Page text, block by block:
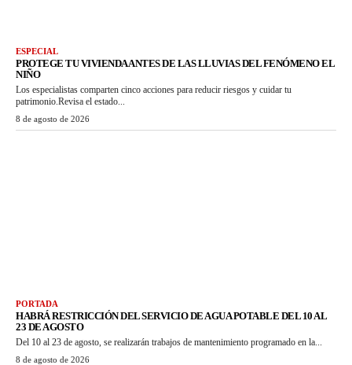
ESPECIAL
PROTEGE TU VIVIENDA ANTES DE LAS LLUVIAS DEL FENÓMENO EL
NIÑO
Los especialistas comparten cinco acciones para reducir riesgos y cuidar tu
patrimonio.Revisa el estado...
8 de agosto de 2026
PORTADA
HABRÁ RESTRICCIÓN DEL SERVICIO DE AGUA POTABLE DEL 10 AL
23 DE AGOSTO
Del 10 al 23 de agosto, se realizarán trabajos de mantenimiento programado en la...
8 de agosto de 2026